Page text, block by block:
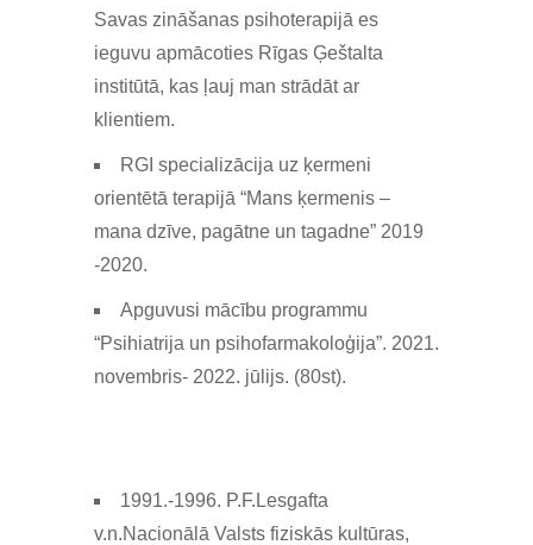
Savas zināšanas psihoterapijā es
ieguvu apmācoties Rīgas Ģeštalta
institūtā, kas ļauj man strādāt ar
klientiem.
RGI specializācija uz ķermeni
orientētā terapijā “Mans ķermenis –
mana dzīve, pagātne un tagadne” 2019
-2020.
Apguvusi mācību programmu
“Psihiatrija un psihofarmakoloģija”. 2021.
novembris- 2022. jūlijs. (80st).
1991.-1996. P.F.Lesgafta
v.n.Nacionālā Valsts fiziskās kultūras,